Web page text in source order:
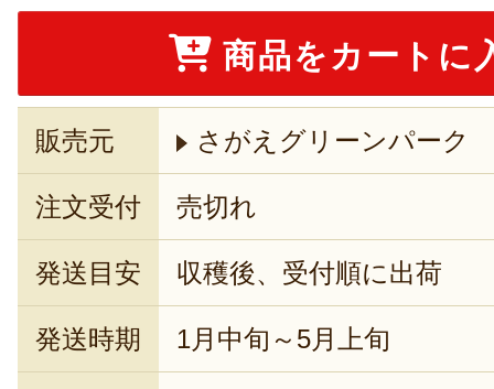
商品をカートに
販売元 さがえグリーンパーク
注文受付 売切れ
発送目安 収穫後、受付順に出荷
発送時期 1月中旬～5月上旬